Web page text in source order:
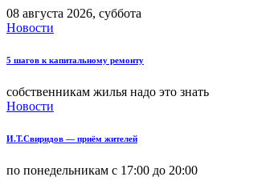
08 августа 2026, суббота
Новости
5 шагов к капитальному ремонту
собственникам жилья надо это знать
Новости
И.Т.Свиридов — приём жителей
по понедельникам с 17:00 до 20:00